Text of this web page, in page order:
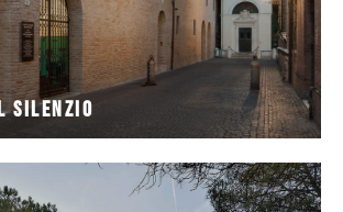
Silenzio
giorni nell’agosto 1849.